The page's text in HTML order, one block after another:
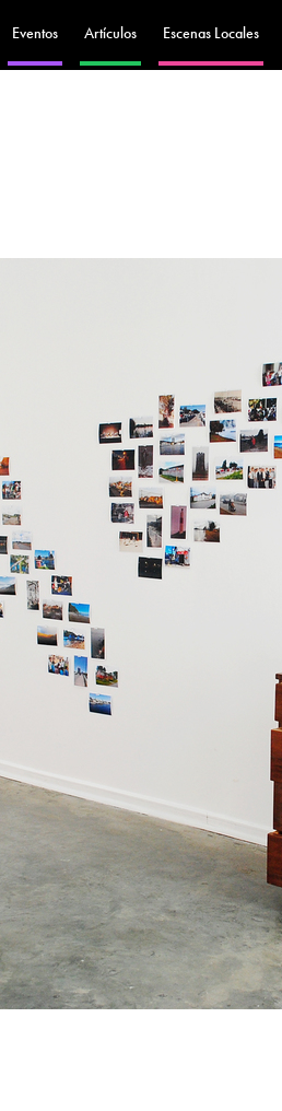
Eventos Artículos Escenas Locales